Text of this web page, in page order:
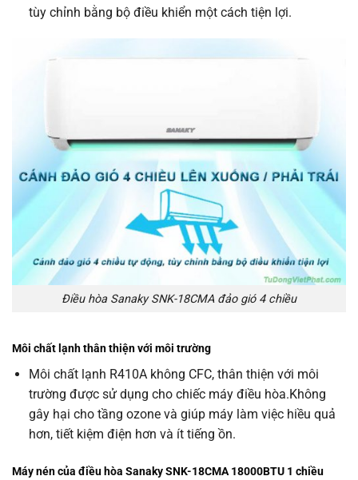
tùy chỉnh bằng bộ điều khiển một cách tiện lợi.
Điều hòa Sanaky SNK-18CMA đảo gió 4 chiều
Môi chất lạnh thân thiện với môi trường
Môi chất lạnh R410A không CFC, thân thiện với môi
trường được sử dụng cho chiếc máy điều hòa.Không
gây hại cho tầng ozone và giúp máy làm việc hiều quả
hơn, tiết kiệm điện hơn và ít tiếng ồn.
Máy nén của điều hòa Sanaky SNK-18CMA 18000BTU 1 chiều